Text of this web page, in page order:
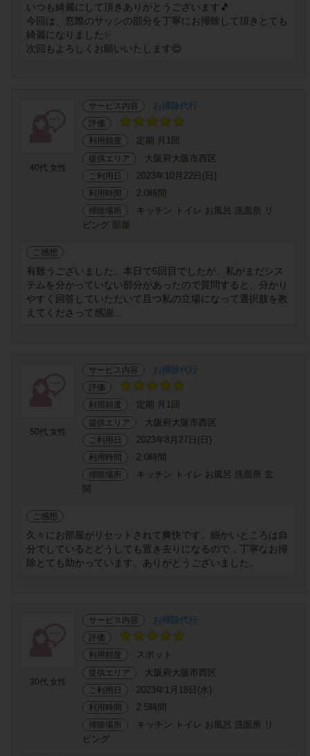
いつも綺麗にして頂きありがとうございます🎵
今回は、窓際のサッシの部分を丁寧にお掃除して頂きとても
綺麗になりました✨
次回もよろしくお願いいたします😌
40代 女性
サービス内容 お掃除代行
評価
利用頻度
定期 月1回
提供エリア 大阪府大阪市西区
ご利用日 2023年10月22日(日)
利用時間 2.0時間
掃除場所
キッチン トイレ お風呂 洗面所 リ
ビング 部屋
ご感想
有難うございました。本日で5回目でしたが、私がまだシス
テムを分かっていない部分があったので質問すると、分かり
やすく回答していただいて且つ私の立場になって選択肢を教
えてくださって感謝...
50代 女性
サービス内容 お掃除代行
評価
利用頻度
定期 月1回
提供エリア 大阪府大阪市西区
ご利用日 2023年8月27日(日)
利用時間 2.0時間
掃除場所
キッチン トイレ お風呂 洗面所 玄
関
ご感想
久々にお部屋がリセットされて爽快です。細かいところは自
分でしているとどうしても置き去りになるので，丁寧なお掃
除とても助かっています。ありがとうございました。
30代 女性
サービス内容 お掃除代行
評価
利用頻度
スポット
提供エリア 大阪府大阪市西区
ご利用日 2023年1月18日(水)
利用時間 2.5時間
掃除場所
キッチン トイレ お風呂 洗面所 リ
ビング